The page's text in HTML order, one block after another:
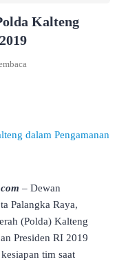
Kalteng
– Dewan
Palangka Raya,
(Polda) Kalteng
Presiden RI 2019
tim saat